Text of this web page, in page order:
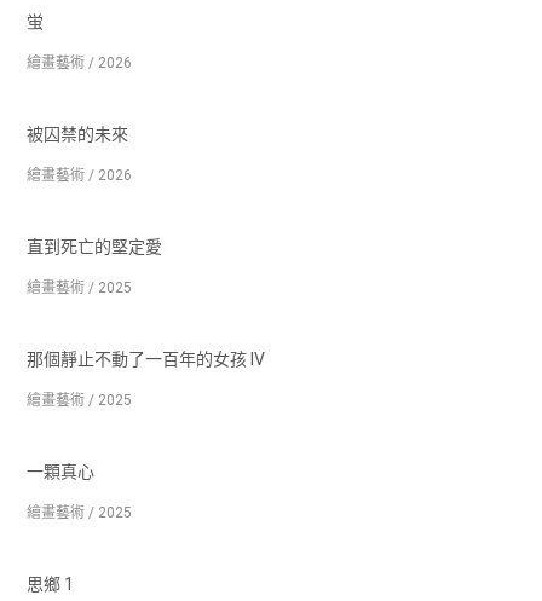
蛍
繪畫藝術 / 2026
被囚禁的未來
繪畫藝術 / 2026
直到死亡的堅定愛
繪畫藝術 / 2025
那個靜止不動了一百年的女孩 IV
繪畫藝術 / 2025
一顆真心
繪畫藝術 / 2025
思鄉 1